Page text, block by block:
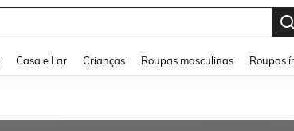
Casa e Lar Crianças Roupas masculinas Roupas